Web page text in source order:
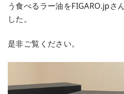
う食べるラー油をFIGARO.jpさ
した。
是非ご覧ください。